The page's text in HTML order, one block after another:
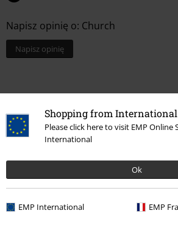
Shopping from International
Please click here to visit EMP
International
Ok
EMP International EMP
Napisz opinię o: Church
Napisz opinię
Ostatnia wizyta